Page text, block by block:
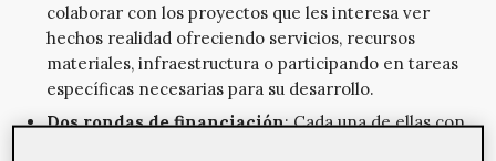
colaborar con los proyectos que les interesa ver
hechos realidad ofreciendo servicios, recursos
materiales, infraestructura o participando en tareas
específicas necesarias para su desarrollo.
Dos rondas de financiación: Cada una de ellas con